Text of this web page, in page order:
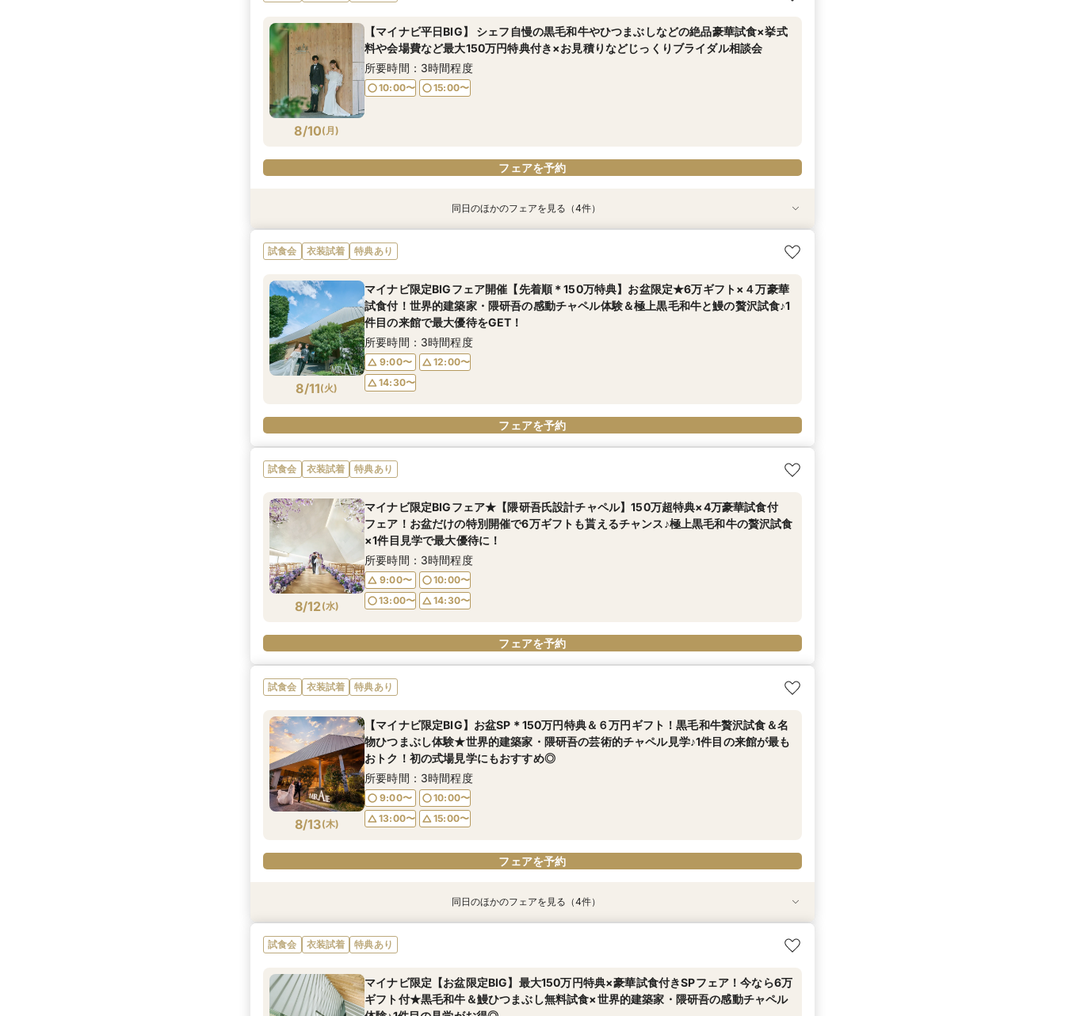
8/9(日 )
150万優待が叶うGW限定の安心ペット婚相談会
所要時間：3時間程度
9:00〜 14:30〜
8/9(日 )
受賞チャペル挙式体験や豪華試食も。
所要時間：3時間程度
9:00〜 14:30〜
8/9(日 )
2.5万円試食×ドレスなど150万特典】
所要時間：3時間程度
9:00〜 14:30〜
8/9(日 )
所要時間：3時間程度
9:00〜 14:30〜
8/10( 月)
【マイナビ平日BIG】 シェフ自慢の黒毛和牛やひつまぶしなどの絶品豪華試食×挙式
料や会場費など最大150万円特典付き×お見積りなどじっくりブライダル相談会
所要時間：3時間程度
10:00〜 15:00〜
フェアを予約
8/10(月)
【２件目以降の見学】挙式料プレゼント×贅沢５品試食×見積比較
10:00〜
13:00〜
15:00〜
8/10(月)
【ドレスも和装◎】隈研吾氏建築×和の美を体感する試食付フェア
10:00〜 15:00〜
8/10(月)
【リングドッグOK】隈研吾氏設計の芸術的チャペルで愛犬と入場体験＊1件目来館な
所要時間：3時間程度
10:00〜 15:00〜
8/10(月)
【お料理重視におすすめ】レストランでも大好評！味わった事のない新和食を体験
所要時間：3時間程度
10:00〜 15:00〜
同日のほかのフェアを見る（4件）
試食会 衣装試着 特典あり
8/11(火)
マイナビ限定BIGフェア開催【先着順＊150万特典】お盆限定★6万ギフト×４万豪華
試食付！世界的建築家・隈研吾の感動チャペル体験＆極上黒毛和牛と鰻の贅沢試食♪1
件目の来館で最大優待をGET！
所要時間：3時間程度
9:00〜
12:00〜
14:30〜
フェアを予約
試食会 衣装試着 特典あり
8/12(水)
マイナビ限定BIGフェア★【隈研吾氏設計チャペル】150万超特典×4万豪華試食付
フェア！お盆だけの特別開催で6万ギフトも貰えるチャンス♪極上黒毛和牛の贅沢試食
×1件目見学で最大優待に！
所要時間：3時間程度
9:00〜
10:00〜
13:00〜
14:30〜
フェアを予約
試食会 衣装試着 特典あり
8/13(木)
【マイナビ限定BIG】お盆SP＊150万円特典＆６万円ギフト！黒毛和牛贅沢試食＆名
物ひつまぶし体験★世界的建築家・隈研吾の芸術的チャペル見学♪1件目の来館が最も
おトク！初の式場見学にもおすすめ◎
所要時間：3時間程度
9:00〜
10:00〜
13:00〜
15:00〜
フェアを予約
【２件目以降の見学】挙式料プレゼント×贅沢５品試食×見積比較
10:00〜
13:00〜
15:00〜
【ドレスも和装◎】隈研吾氏建築×和の美を体感する試食付フェア
10:00〜 15:00〜
【リングドッグOK】隈研吾氏設計の芸術的チャペルで愛犬と入場体験＊1件目来館な
所要時間：3時間程度
【お料理重視におすすめ】レストランでも大好評！味わった事のない新和食を体験
所要時間：3時間程度
10:00〜 15:00〜
同日のほかのフェアを見る（4件）
試食会 衣装試着 特典あり
マイナビ限定【お盆限定BIG】最大150万円特典×豪華試食付きSPフェア！今なら6万
ギフト付★黒毛和牛＆鰻ひつまぶし無料試食×世界的建築家・隈研吾の感動チャペル